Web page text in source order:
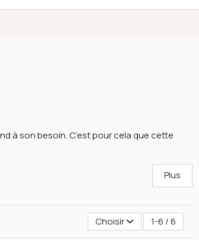
à son besoin. C’est pour cela que cette
Plus
Choisir 1-6 / 6